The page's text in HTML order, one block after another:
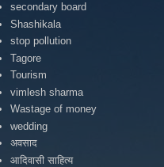
secondary board
Shashikala
stop pollution
Tagore
Tourism
vimlesh sharma
Wastage of money
wedding
अवसाद
आदिवासी साहित्य